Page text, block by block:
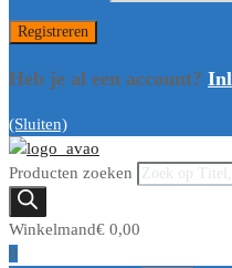
Heb je al een account?
(Sluiten)
Producten zoeken
Winkelmand€ 0,00
0